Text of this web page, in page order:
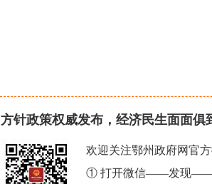
方针政策权威发布，经济民生面面俱
欢迎关注鄂州政府网官
① 打开微信——发现——